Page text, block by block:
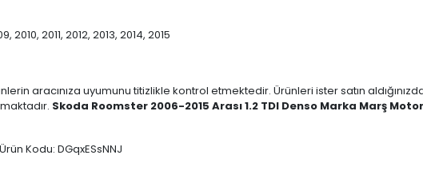
2010, 2011, 2012, 2013, 2014, 2015
aracınıza uyumunu titizlikle kontrol etmektedir. Ürünleri ister satın
Skoda Roomster 2006-2015 Arası 1.2 TDI Denso Marka Marş
Kodu: DGqxESsNNJ